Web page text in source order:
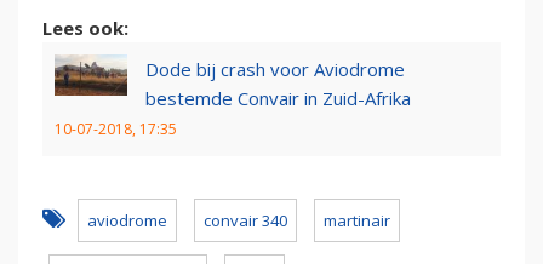
Lees ook:
Dode bij crash voor Aviodrome
bestemde Convair in Zuid-Afrika
10-07-2018, 17:35
aviodrome convair 340 martinair